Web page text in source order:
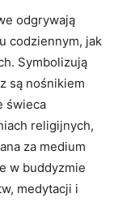
odgrywają
codziennym,⁢ jak
Symbolizują
są⁣ nośnikiem
świeca
religijnych,
za medium
⁤w buddyzmie
medytacji i